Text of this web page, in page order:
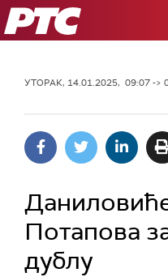
РТС
УТОРАК, 14.01.2025, 09:07 ->
Потапова
дублу